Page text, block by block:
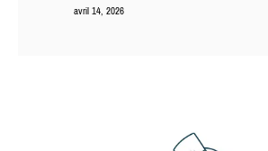
avril 14, 2026